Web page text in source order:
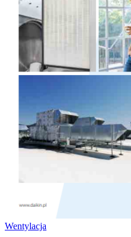
Wentylacja